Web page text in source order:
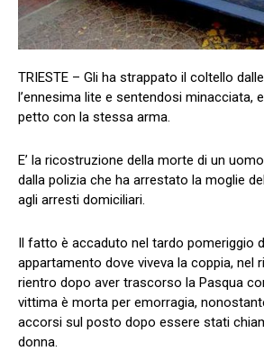
TRIESTE – Gli ha strappato il coltello
l’ennesima lite e sentendosi minacciata,
petto con la stessa arma.
E’ la ricostruzione della morte di un
dalla polizia che ha arrestato la moglie
agli arresti domiciliari.
Il fatto è accaduto nel tardo pomeriggio di
appartamento dove viveva la coppia, nel
rientro dopo aver trascorso la Pasqua
vittima è morta per emorragia,
accorsi sul posto dopo essere stati
donna.